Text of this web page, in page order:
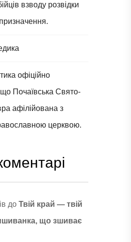
взводу розвідки
офіційно
Почаївська Свято-
афілійована з
церквою.
до Твій край — твій
що зшиває